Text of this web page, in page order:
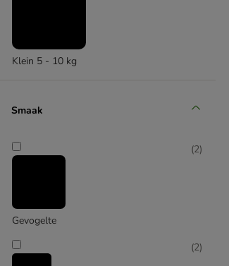
Kleine honden
Klein 5 - 10 kg
Smaak
Gevogelte
(2)
(2)